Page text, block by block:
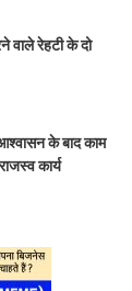
वाले रेहटी के दो
के बाद काम
कार्य